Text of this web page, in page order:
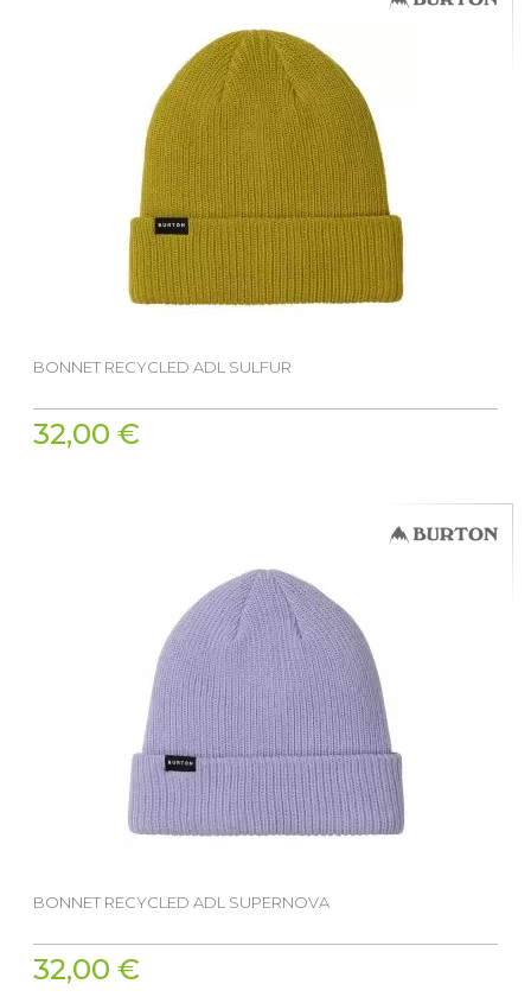
BONNET RECYCLED ADL SULFUR
32,00 €
BONNET RECYCLED ADL SUPERNOVA
32,00 €